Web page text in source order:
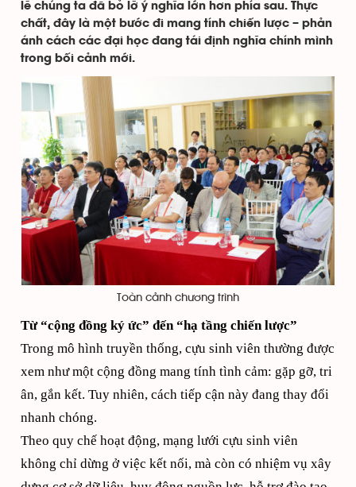
lẽ chúng ta đã bỏ lỡ ý nghĩa lớn hơn phía sau. Thực
chất, đây là một bước đi mang tính chiến lược – phản
ánh cách các đại học đang tái định nghĩa chính mình
trong bối cảnh mới.
Toàn cảnh chương trình
Từ “cộng đồng ký ức” đến “hạ tầng chiến lược”
Trong mô hình truyền thống, cựu sinh viên thường được
xem như một cộng đồng mang tính tình cảm: gặp gỡ, tri
ân, gắn kết. Tuy nhiên, cách tiếp cận này đang thay đổi
nhanh chóng.
Theo quy chế hoạt động, mạng lưới cựu sinh viên
không chỉ dừng ở việc kết nối, mà còn có nhiệm vụ xây